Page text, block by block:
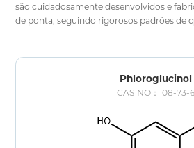
são cuidadosamente desenvolvidos e
de ponta, seguindo rigorosos padrões de
garantindo máxima eficácia e segurança
Phloroglucinol
CAS NO：108-73-6